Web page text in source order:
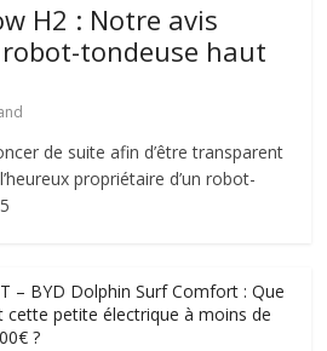
H2 : Notre avis
tondeuse haut
de suite afin d’être transparent
propriétaire d’un robot-
– BYD Dolphin Surf Comfort : Que
cette petite électrique à moins de
?